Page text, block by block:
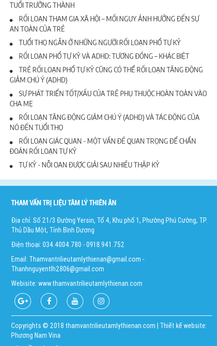
TUỔI TRƯỞNG THÀNH
RỐI LOẠN THAM GIA XÃ HỘI – MỐI NGUY ẢNH HƯỞNG ĐẾN SỰ
AN TOÀN CỦA TRẺ
TUỔI THỌ NGẮN Ở NHỮNG NGƯỜI RỐI LOẠN PHỔ TỰ KỶ
RỐI LOẠN PHỔ TỰ KỶ VÀ ADHD: TƯƠNG ĐỒNG – KHÁC BIỆT
TRẺ RỐI LOẠN PHỔ TỰ KỶ CŨNG CÓ THỂ RỐI LOẠN TĂNG ĐỘNG
GIẢM CHÚ Ý (ADHD)
SỰ PHÁT TRIỂN TỐT/XẤU CỦA TRẺ PHỤ THUỘC HOÀN TOÀN VÀO
CHA MẸ
RỐI LOẠN TĂNG ĐỘNG GIẢM CHÚ Ý (ADHD) VÀ TÁC ĐỘNG CỦA
NÓ ĐẾN TUỔI THỌ
RỐI LOẠN GIÁC QUAN - MỘT VẤN ĐỀ QUAN TRỌNG ĐỂ CHẨN
ĐOÁN RỐI LOẠN TỰ KỶ
TỰ KỶ - NỖI OAN ĐƯỢC GIẢI SAU NHIỀU THẬP KỶ
THAM VẤN TRỊ LIỆU TÂM LÝ THIÊN ÂN
Địa chỉ: Số 21/3 Đường Yersin, Tổ 4, Khu phố 1, Phường Phú Cường, TP.
Thủ Dầu Một, Tỉnh Bình Dương
Điện thoại: 034.4004.780 - 0918.941.752
Email: Thamvantrilieutamlythienan@gmail.com -
Thanhnguyentlh2806@gmail.com
Webisite: www.thamvantrilieutamlythienan.com
Copyrights © 2018 thamvantrilieutamlythienan.com | Thiết kế website:
Phương Nam Vina